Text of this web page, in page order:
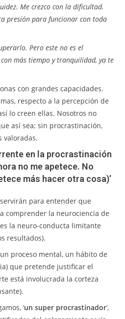
Me crezco con la dificultad.
presión para funcionar con toda
Pero este no es el
más tiempo y tranquilidad, ya te
con grandes capacidades.
respecto a la percepción de
lo creen ellas. Nosotros no
así sea; sin procrastinación,
valoradas.
en la procrastinación
no me apetece. No
más hacer otra cosa)’
para entender que
comprender la neurociencia de
la neuro-conducta limitante
resultados).
proceso mental, un hábito de
que pretende justificar el
está involucrada la corteza
‘un super procrastinador’,